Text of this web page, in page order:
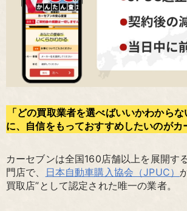
「どの買取業者を選べばいいかわから
に、自信をもっておすすめしたいのがカ
カーセブンは全国160店舗以上を展開す
門店で、
日本自動車購入協会（JPUC）
買取店”として認定された唯一の業者。